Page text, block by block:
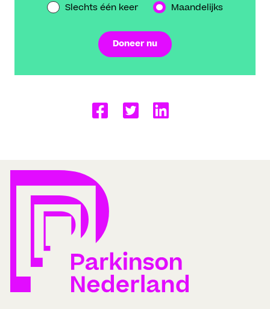
Slechts één keer Maandelijks
Doneer nu